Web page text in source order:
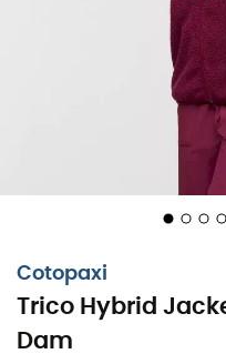
Cotopaxi
Trico Hybrid
Dam